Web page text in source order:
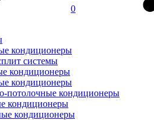
0
кондиционеры
системы
кондиционеры
кондиционеры
потолочные кондиционеры
кондиционеры
кондиционеры